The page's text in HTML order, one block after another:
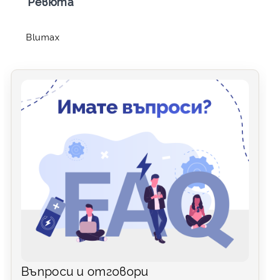
Blumax
Въпроси и отговори